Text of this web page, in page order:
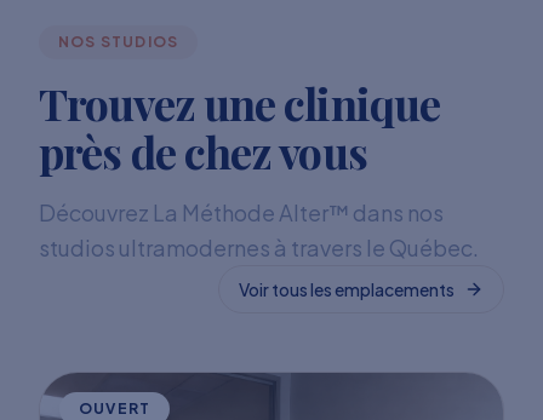
NOS STUDIOS
Trouvez une clinique
près de chez vous
Découvrez La Méthode Alter™ dans nos
studios ultramodernes à travers le Québec.
Voir tous les emplacements
OUVERT